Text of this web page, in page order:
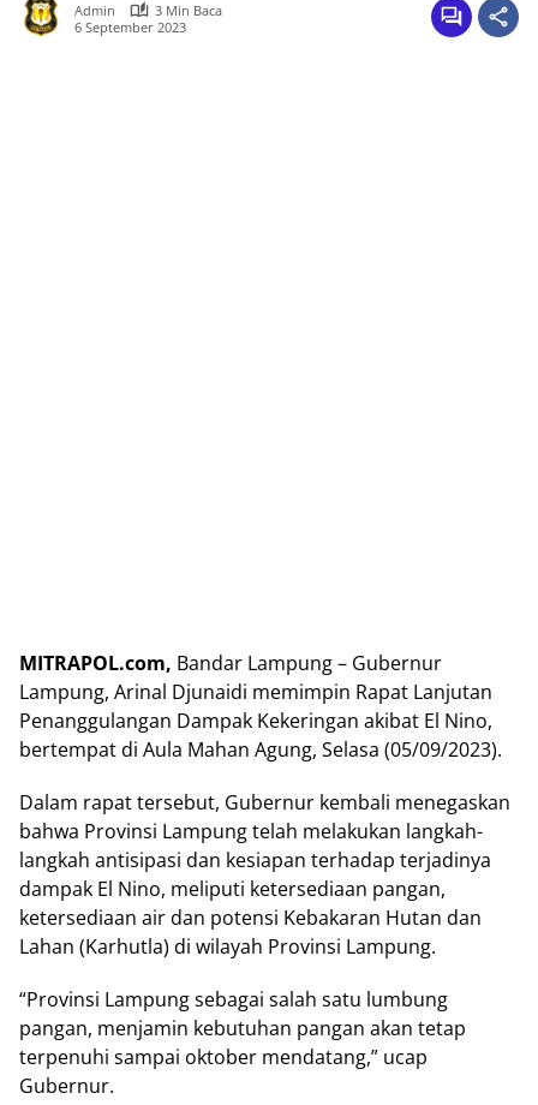
Admin
3 Min Baca
6 September 2023
MITRAPOL.com, Bandar Lampung – Gubernur
Lampung, Arinal Djunaidi memimpin Rapat Lanjutan
Penanggulangan Dampak Kekeringan akibat El Nino,
bertempat di Aula Mahan Agung, Selasa (05/09/2023).
Dalam rapat tersebut, Gubernur kembali menegaskan
bahwa Provinsi Lampung telah melakukan langkah-
langkah antisipasi dan kesiapan terhadap terjadinya
dampak El Nino, meliputi ketersediaan pangan,
ketersediaan air dan potensi Kebakaran Hutan dan
Lahan (Karhutla) di wilayah Provinsi Lampung.
“Provinsi Lampung sebagai salah satu lumbung
pangan, menjamin kebutuhan pangan akan tetap
terpenuhi sampai oktober mendatang,” ucap
Gubernur.